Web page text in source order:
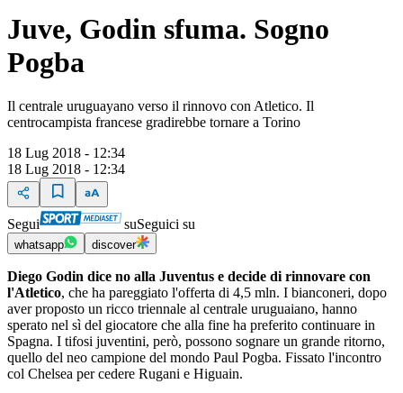
Juve, Godin sfuma. Sogno
Pogba
Il centrale uruguayano verso il rinnovo con Atletico. Il
centrocampista francese gradirebbe tornare a Torino
18 Lug 2018 - 12:34
18 Lug 2018 - 12:34
Segui suSeguici su
whatsapp discover
Diego Godin dice no alla Juventus e decide di rinnovare con
l'Atletico, che ha pareggiato l'offerta di 4,5 mln. I bianconeri, dopo
aver proposto un ricco triennale al centrale uruguaiano, hanno
sperato nel sì del giocatore che alla fine ha preferito continuare in
Spagna. I tifosi juventini, però, possono sognare un grande ritorno,
quello del neo campione del mondo Paul Pogba. Fissato l'incontro
col Chelsea per cedere Rugani e Higuain.